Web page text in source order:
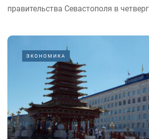
правительства Севастополя в
ЭКОНОМИКА